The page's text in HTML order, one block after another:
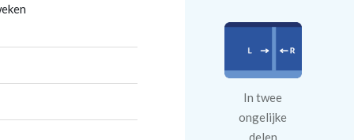
In twee
ongelijke
delen